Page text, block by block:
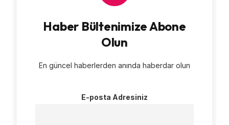
Haber Bültenimize Abone
Olun
En güncel haberlerden anında haberdar olun
E-posta Adresiniz